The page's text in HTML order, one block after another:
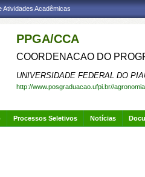
Atividades Acadêmicas
PPGA/CCA
COORDENACAO DO
UNIVERSIDADE FEDERAL DO
http://www.posgraduacao.ufpi.br//agronomia
Processos Seletivos Notícias